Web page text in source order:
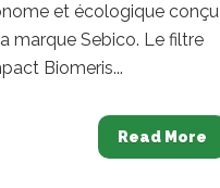
et écologique conçu
marque Sebico. Le filtre
Biomeris...
Read More